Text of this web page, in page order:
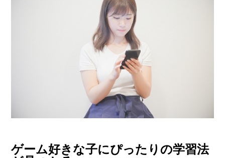
ゲーム好きな子にぴったりの学習法